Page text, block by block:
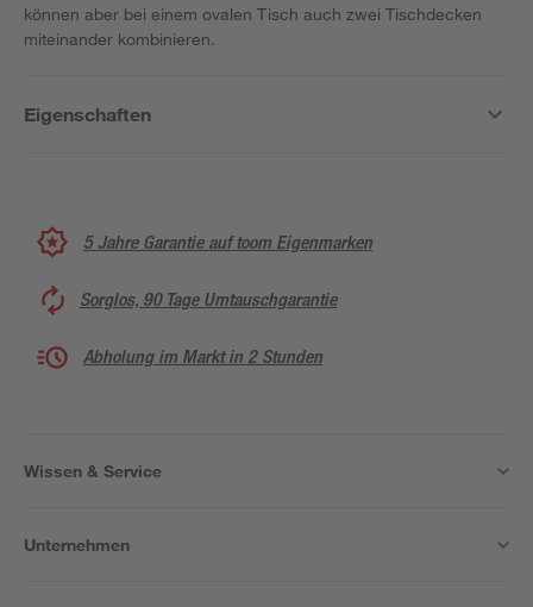
können aber bei einem ovalen Tisch auch zwei Tischdecken
miteinander kombinieren.
Eigenschaften
5 Jahre Garantie auf toom Eigenmarken
Sorglos, 90 Tage Umtauschgarantie
Abholung im Markt in 2 Stunden
Wissen & Service
Unternehmen